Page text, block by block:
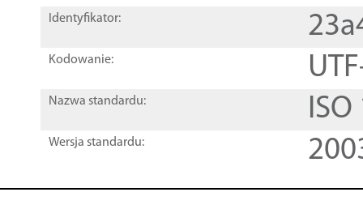
Identyfikator:
Kodowanie:
Nazwa standardu:
Wersja standardu: